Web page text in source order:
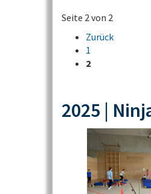
Seite 2 von 2
Zurück
1
2
2025 |